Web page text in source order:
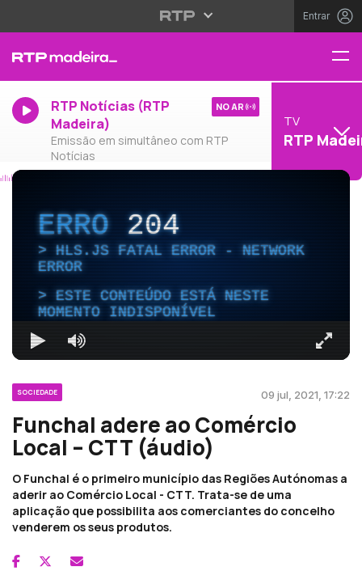
Entrar
RTP Notícias (RTP
Madeira)
Emissão em simultâneo com RTP
Notícias
NO AR
TV
RTP
ERRO204
HLS.JS FATAL ERROR - NETWORK
ERROR
ESTE CONTEÚDO ESTÁ NESTE
MOMENTO INDISPONÍVEL
SOCIEDADE 09 jul, 2021, 17:22
Funchal adere ao Comércio
Local – CTT (áudio)
O Funchal é o primeiro município das Regiões Autónomas a
aderir ao Comércio Local - CTT. Trata-se de uma
aplicação que possibilita aos comerciantes do concelho
venderem os seus produtos.